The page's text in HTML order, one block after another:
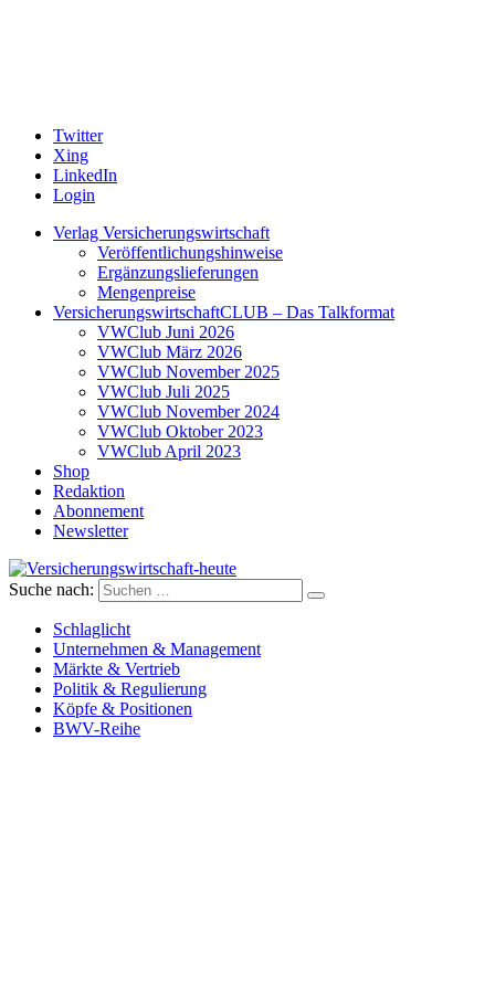
Twitter
Xing
LinkedIn
Login
Verlag Versicherungswirtschaft
Veröffentlichungshinweise
Ergänzungslieferungen
Mengenpreise
VersicherungswirtschaftCLUB – Das Talkformat
VWClub Juni 2026
VWClub März 2026
VWClub November 2025
VWClub Juli 2025
VWClub November 2024
VWClub Oktober 2023
VWClub April 2023
Shop
Redaktion
Abonnement
Newsletter
Versicherungswirtschaft-heute
Suche nach:
Schlaglicht
Unternehmen & Management
Märkte & Vertrieb
Politik & Regulierung
Köpfe & Positionen
BWV-Reihe